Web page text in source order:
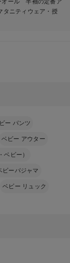
タニティウェア・授
ー パンツ
ベビー アウター
ビー）
ビーパジャマ
ベビー リュック